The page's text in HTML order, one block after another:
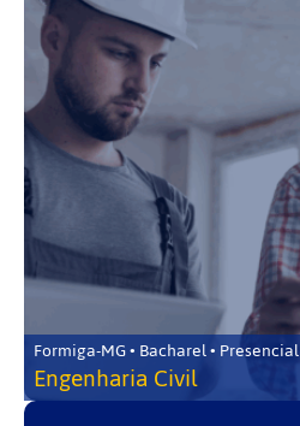
Formiga-MG • Bacharel • Presencial
Engenharia Civil